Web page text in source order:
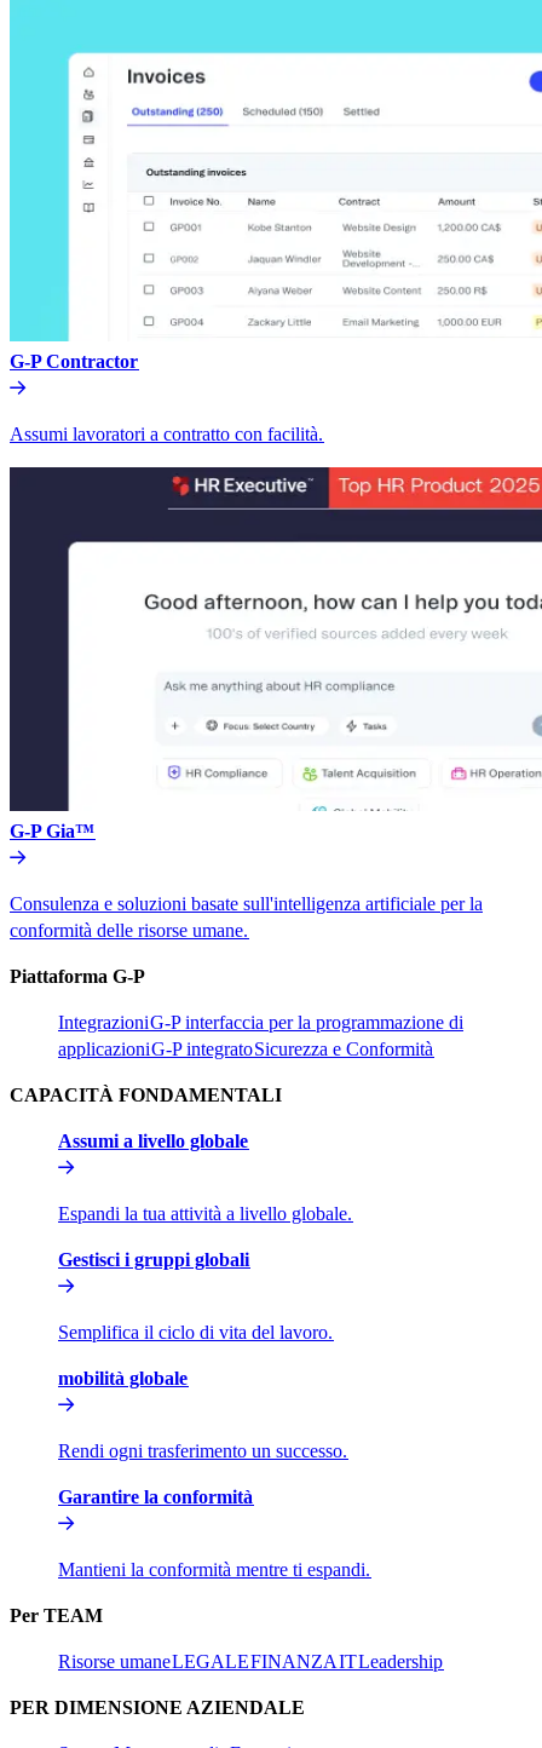
G-P Contractor​​
Assumi lavoratori a contratto con facilità.​​
G-P Gia™​​
Consulenza e soluzioni basate sull'intelligenza artificiale per la
conformità delle risorse umane.​​
Piattaforma G-P​​
Integrazioni​​G-P interfaccia per la programmazione di
applicazioni​​G-P integrato​​Sicurezza e Conformità​​
CAPACITÀ FONDAMENTALI​​
Assumi a livello globale​​
Espandi la tua attività a livello globale.​​
Gestisci i gruppi globali​​
Semplifica il ciclo di vita del lavoro.​​
mobilità globale​​
Rendi ogni trasferimento un successo.​​
Garantire la conformità​​
Mantieni la conformità mentre ti espandi.​​
Per TEAM​​
Risorse umane​​LEGALE​​FINANZA​​IT​​Leadership​​
PER DIMENSIONE AZIENDALE​​